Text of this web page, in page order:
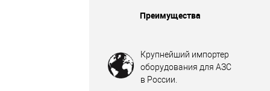
Преимущества
Крупнейший импортер
оборудования для АЗС
в России.